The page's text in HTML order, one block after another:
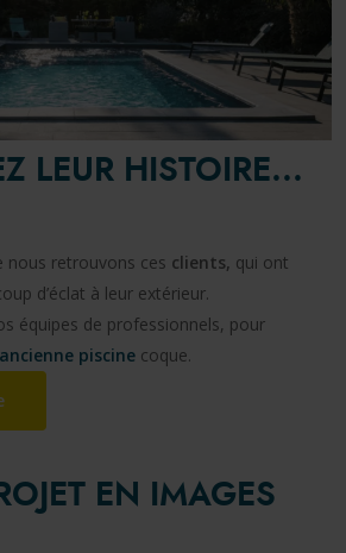
LEUR HISTOIRE...
nous retrouvons ces clients, qui ont
d’éclat à leur extérieur.
équipes de professionnels, pour
ancienne piscine coque.
EN IMAGES